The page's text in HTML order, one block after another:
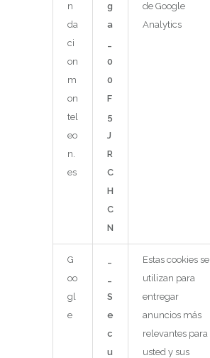
n
da
ci
on
m
on
tel
eo
n.
es
g
a
0
0
F
5
J
R
C
H
C
N
de Google
Analytics
G
oo
gl
e
S
e
c
u
Estas cookies se
utilizan para
entregar
anuncios más
relevantes para
usted y sus